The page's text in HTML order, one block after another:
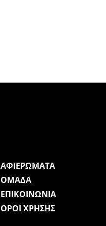
ΑΦΙΕΡΩΜΑΤΑ
ΟΜΑΔΑ
ΕΠΙΚΟΙΝΩΝΙΑ
ΟΡΟΙ ΧΡΗΣΗΣ